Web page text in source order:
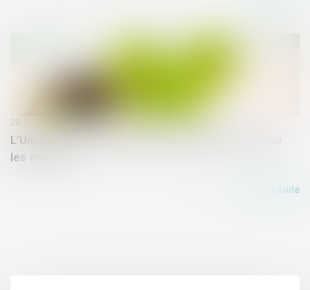
L'Union européenne adopte de nouvelles règles sur
les engrais
28/05/2019
Lire la suite